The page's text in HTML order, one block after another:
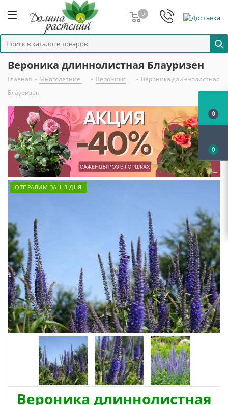
0
Вероника длиннолистная Блауризен
Главная - Многолетние - Вероники - Вероника длиннолистная
Блауризен
ОТПРАВИМ ЗА 1-3 ДНЯ
Вероника длиннолистная
0
0